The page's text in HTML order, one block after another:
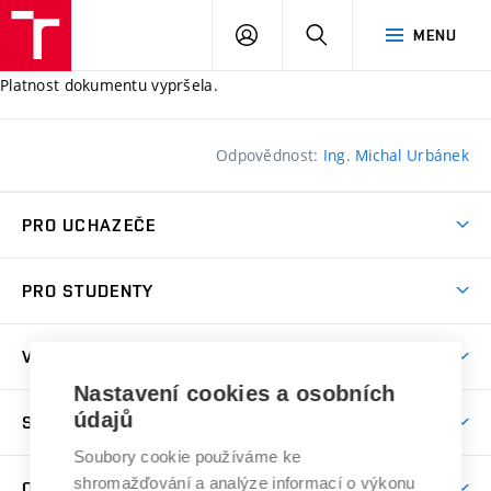
MENU
PŘIHLÁSIT
Platnost dokumentu vypršela.
Odpovědnost: Ing. Michal Urbánek
PRO UCHAZEČE
Přijímačky
Den otevřených dveří
Další vzdělávání
Kontakty
PRO STUDENTY
Studijní předpisy
Časový plán studia
VĚDA A VÝZKUM
Věda a výzkum na ÚSI
Úspěchy
SPOLUPRÁCE S ÚSI
Spolupráce
Nastavení cookies a osobních
údajů
Soubory cookie používáme ke
shromažďování a analýze informací o výkonu